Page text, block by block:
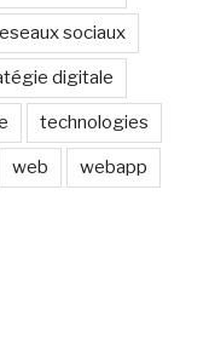
sociaux
digitale
technologies
web webapp